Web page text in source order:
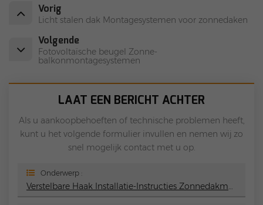
Vorig
Licht stalen dak Montagesystemen voor zonnedaken
Volgende
Fotovoltaïsche beugel Zonne-
balkonmontagesystemen
LAAT EEN BERICHT ACHTER
Als u aankoopbehoeften of technische problemen heeft,
kunt u het volgende formulier invullen en nemen wij zo
snel mogelijk contact met u op.
Onderwerp :
Verstelbare Haak Installatie-Instructies Zonnedakmontagesysteem